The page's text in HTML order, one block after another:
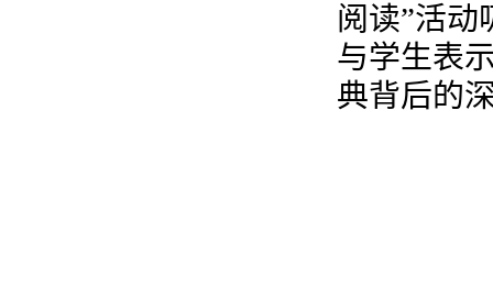
阅读”活动
与学生表
典背后的